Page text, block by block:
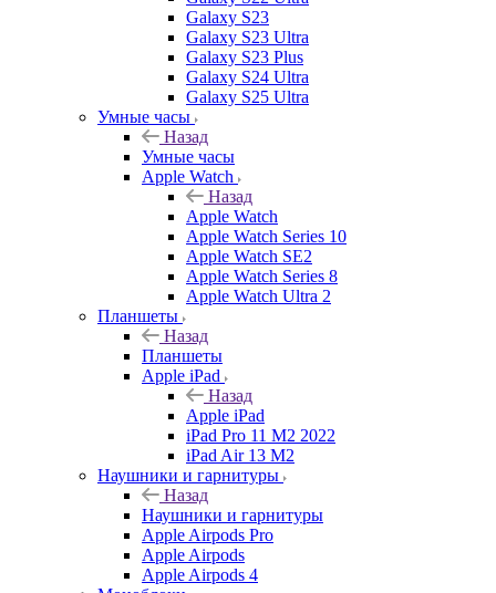
Galaxy S23
Galaxy S23 Ultra
Galaxy S23 Plus
Galaxy S24 Ultra
Galaxy S25 Ultra
Умные часы
Назад
Умные часы
Apple Watch
Назад
Apple Watch
Apple Watch Series 10
Apple Watch SE2
Apple Watch Series 8
Apple Watch Ultra 2
Планшеты
Назад
Планшеты
Apple iPad
Назад
Apple iPad
iPad Pro 11 M2 2022
iPad Air 13 M2
Наушники и гарнитуры
Назад
Наушники и гарнитуры
Apple Airpods Pro
Apple Airpods
Apple Airpods 4